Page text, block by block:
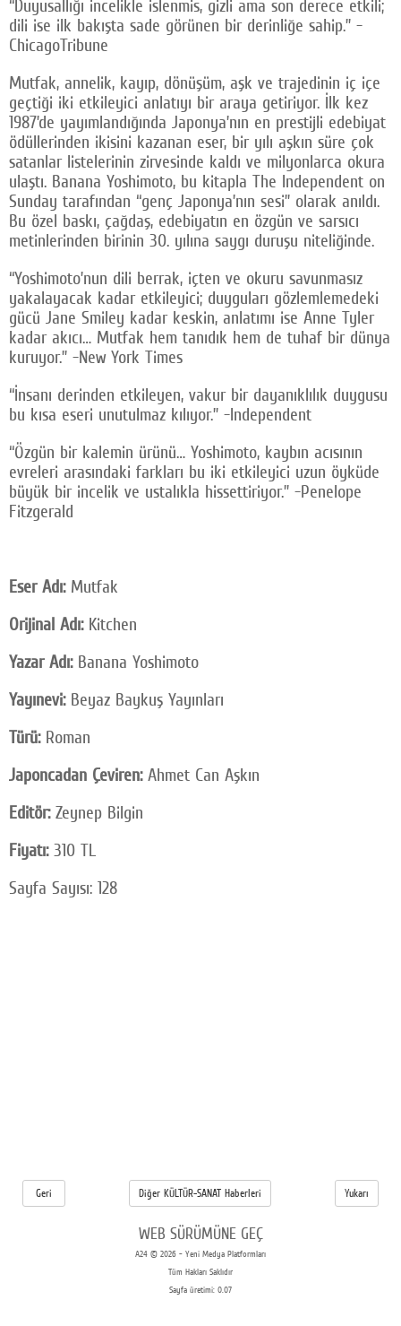
“Duyusallığı incelikle islenmis‚ gizli ama son derece etkili;
dili ise ilk bakışta sade görünen bir derinliğe sahip.” -
ChicagoTribune
Mutfak, annelik, kayıp, dönüşüm, aşk ve trajedinin iç içe
geçtiği iki etkileyici anlatıyı bir araya getiriyor. İlk kez
1987’de yayımlandığında Japonya’nın en prestijli edebiyat
ödüllerinden ikisini kazanan eser, bir yılı aşkın süre çok
satanlar listelerinin zirvesinde kaldı ve milyonlarca okura
ulaştı. Banana Yoshimoto, bu kitapla The Independent on
Sunday tarafından “genç Japonya’nın sesi” olarak anıldı.
Bu özel baskı, çağdaş‚ edebiyatın en özgün ve sarsıcı
metinlerinden birinin 30. yılına saygı duruşu niteliğinde.
“Yoshimoto’nun dili berrak, içten ve okuru savunmasız
yakalayacak kadar etkileyici; duyguları gözlemlemedeki
gücü Jane Smiley kadar keskin, anlatımı ise Anne Tyler
kadar akıcı… Mutfak hem tanıdık hem de tuhaf bir dünya
kuruyor.” -New York Times
“İnsanı derinden etkileyen, vakur bir dayanıklılık duygusu
bu kısa eseri unutulmaz kılıyor.” -Independent
“Özgün bir kalemin ürünü… Yoshimoto, kaybın acısının
evreleri arasındaki farkları bu iki etkileyici uzun öyküde
büyük bir incelik ve ustalıkla hissettiriyor.” -Penelope
Fitzgerald
Eser Adı: Mutfak
Orijinal Adı: Kitchen
Yazar Adı: Banana Yoshimoto
Yayınevi: Beyaz Baykuş Yayınları
Türü:Roman
Japoncadan Çeviren:Ahmet Can Aşkın
Editör:Zeynep Bilgin
Fiyatı: 310 TL
Sayfa Sayısı: 128
Geri Diğer KÜLTÜR-SANAT Haberleri Yukarı
WEB SÜRÜMÜNE GEÇ
A24 © 2026 - Yeni Medya Platformları
Tüm Hakları Saklıdır
Sayfa üretimi: 0.07